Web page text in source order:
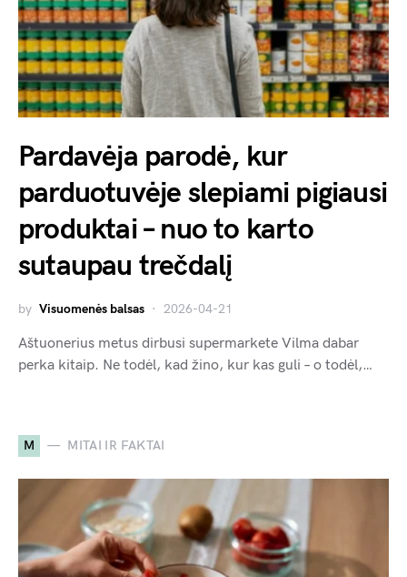
Pardavėja parodė, kur
parduotuvėje slepiami pigiausi
produktai – nuo to karto
sutaupau trečdalį
by Visuomenės balsas 2026-04-21
Aštuonerius metus dirbusi supermarkete Vilma dabar
perka kitaip. Ne todėl, kad žino, kur kas guli – o todėl,…
M MITAI IR FAKTAI